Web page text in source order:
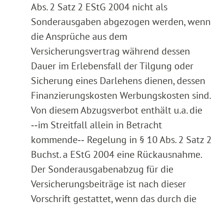
Abs. 2 Satz 2 EStG 2004 nicht als
Sonderausgaben abgezogen werden, wenn
die Ansprüche aus dem
Versicherungsvertrag während dessen
Dauer im Erlebensfall der Tilgung oder
Sicherung eines Darlehens dienen, dessen
Finanzierungskosten Werbungskosten sind.
Von diesem Abzugsverbot enthält u.a. die
‑‑im Streitfall allein in Betracht
kommende‑‑ Regelung in § 10 Abs. 2 Satz 2
Buchst. a EStG 2004 eine Rückausnahme.
Der Sonderausgabenabzug für die
Versicherungsbeiträge ist nach dieser
Vorschrift gestattet, wenn das durch die